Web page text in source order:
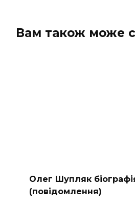
Вам також може
Олег Шупляк
(повідомлення)